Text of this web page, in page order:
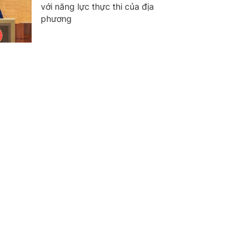
với năng lực thực thi của địa
phương